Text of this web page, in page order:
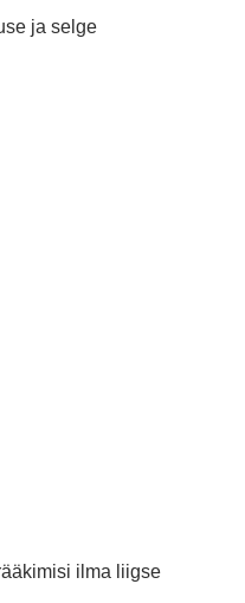
ja selge
ilma liigse